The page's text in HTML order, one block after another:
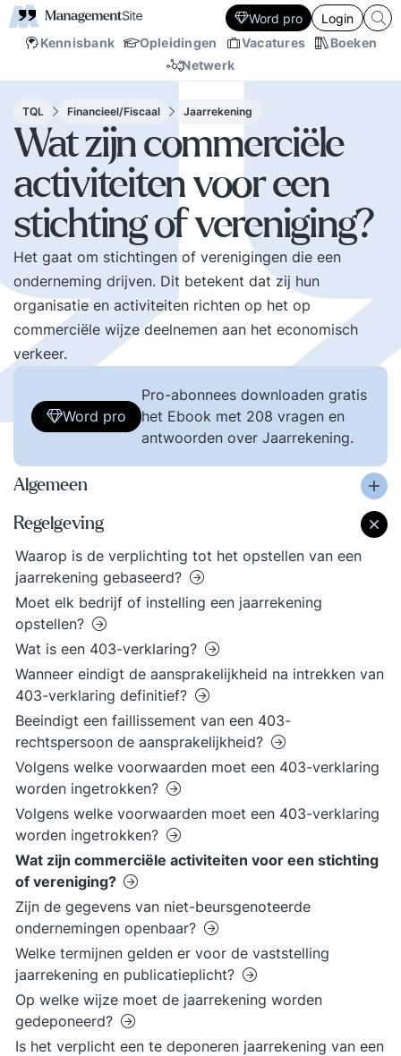
Kennisbank Opleidingen Vacatures
Boeken
Netwerk
Word pro Login
TQL Financieel/Fiscaal Jaarrekening
Wat zijn commerciële
activiteiten voor een
stichting of vereniging?
Het gaat om stichtingen of verenigingen die een
onderneming drijven. Dit betekent dat zij hun
organisatie en activiteiten richten op het op
commerciële wijze deelnemen aan het economisch
verkeer.
Word pro
Pro-abonnees downloaden gratis
het Ebook met 208 vragen en
antwoorden over Jaarrekening.
Algemeen
Regelgeving
Waarop is de verplichting tot het opstellen van een
jaarrekening gebaseerd?
Moet elk bedrijf of instelling een jaarrekening
opstellen?
Wat is een 403-verklaring?
Wanneer eindigt de aansprakelijkheid na intrekken van
403-verklaring definitief?
Beeindigt een faillissement van een 403-
rechtspersoon de aansprakelijkheid?
Volgens welke voorwaarden moet een 403-verklaring
worden ingetrokken?
Volgens welke voorwaarden moet een 403-verklaring
worden ingetrokken?
Wat zijn commerciële activiteiten voor een stichting
of vereniging?
Zijn de gegevens van niet-beursgenoteerde
ondernemingen openbaar?
Welke termijnen gelden er voor de vaststelling
jaarrekening en publicatieplicht?
Op welke wijze moet de jaarrekening worden
gedeponeerd?
Is het verplicht een te deponeren jaarrekening van een